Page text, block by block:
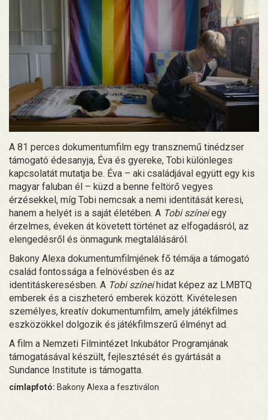
A 81 perces dokumentumfilm egy transznemű tinédzser
támogató édesanyja, Éva és gyereke, Tobi különleges
kapcsolatát mutatja be. Éva – aki családjával együtt egy kis
magyar faluban él – küzd a benne feltörő vegyes
érzésekkel, míg Tobi nemcsak a nemi identitását keresi,
hanem a helyét is a saját életében. A Tobi színeiegy
érzelmes, éveken át követett történet az elfogadásról, az
elengedésről és önmagunk megtalálásáról.
Bakony Alexa dokumentumfilmjének fő témája a támogató
család fontossága a felnövésben és az
identitáskeresésben. A Tobi színeihidat képez az LMBTQ
emberek és a ciszheteró emberek között. Kivételesen
személyes, kreatív dokumentumfilm, amely játékfilmes
eszközökkel dolgozik és játékfilmszerű élményt ad.
A film a Nemzeti Filmintézet Inkubátor Programjának
támogatásával készült, fejlesztését és gyártását a
Sundance Institute is támogatta.
címlapfotó: Bakony Alexa a fesztiválon